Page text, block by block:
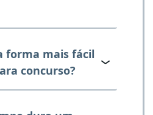
forma mais fácil
concurso?